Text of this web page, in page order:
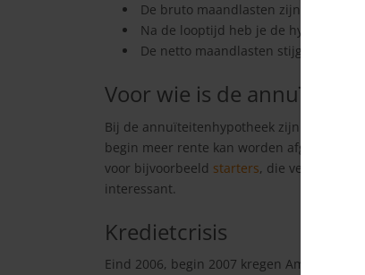
De bruto maandlasten zijn iedere
Na de looptijd heb je de hypotheek
De netto maandlasten stijgen
Voor wie is de
Bij de annuïteitenhypotheek zijn de netto
begin meer rente kan worden afgetrokken
voor bijvoorbeeld starters, die verwachten
interessant.
Kredietcrisis
Eind 2006, begin 2007 kregen